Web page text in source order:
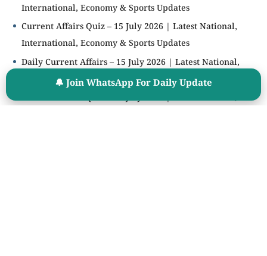
🔔 Join WhatsApp For Daily Update
International, Economy & Sports Updates
Current Affairs Quiz – 15 July 2026 | Latest National,
International, Economy & Sports Updates
Daily Current Affairs – 15 July 2026 | Latest National,
International, Economy & Sports Updates
Current Affairs Quiz – 14 July 2026 | Latest National,